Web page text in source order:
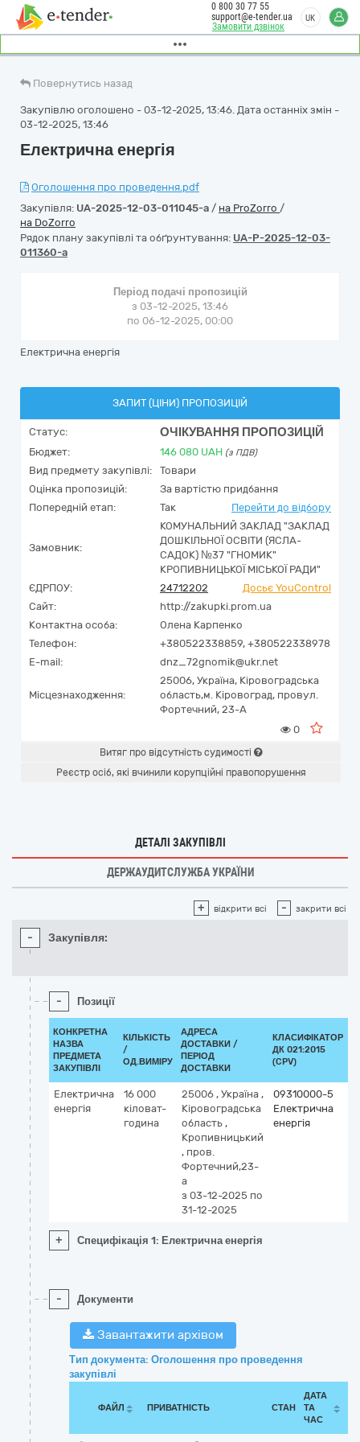
Замовити дзвінок
0 800 30 77 55
support@e-tender.ua
UK
Повернутись назад
Закупівлю оголошено - 03-12-2025, 13:46. Дата останніх змін -
03-12-2025, 13:46
Електрична енергія
Оголошення про проведення.pdf
Закупівля: UA-2025-12-03-011045-a / на ProZorro /
на DoZorro
Рядок плану закупівлі та обґрунтування: UA-P-2025-12-03-
011360-a
Період подачі пропозицій
з 03-12-2025, 13:46
по 06-12-2025, 00:00
Електрична енергія
ЗАПИТ (ЦІНИ) ПРОПОЗИЦІЙ
Статус: ОЧІКУВАННЯ ПРОПОЗИЦІЙ
Бюджет: 146 080 UAH (з ПДВ)
Вид предмету закупівлі:
Товари
Оцінка пропозицій:
За вартістю придбання
Попередній етап:
Так Перейти до відбору
Замовник:
КОМУНАЛЬНИЙ ЗАКЛАД "ЗАКЛАД
ДОШКІЛЬНОЇ ОСВІТИ (ЯСЛА-
САДОК) №37 "ГНОМИК"
КРОПИВНИЦЬКОЇ МІСЬКОЇ РАДИ"
ЄДРПОУ:
24712202
Досьє YouControl
Сайт:
http://zakupki.prom.ua
Контактна особа:
Олена Карпенко
Телефон:
+380522338859, +380522338978
E-mail:
dnz_72gnomik@ukr.net
Місцезнаходження:
25006, Україна, Кіровоградська
область,м. Кіровоград, провул.
Фортечний, 23-А
0
Витяг про відсутність судимості
Реєстр осіб, які вчинили корупційні правопорушення
ДЕТАЛІ ЗАКУПІВЛІ
ДЕРЖАУДИТСЛУЖБА УКРАЇНИ
+ відкрити всі - закрити всі
- Закупівля:
- Позиції
КОНКРЕТНА
НАЗВА
ПРЕДМЕТА
ЗАКУПІВЛІ
КІЛЬКІСТЬ
/
ОД.ВИМІРУ
АДРЕСА
ДОСТАВКИ /
ПЕРІОД
ДОСТАВКИ
КЛАСИФІКАТОР
ДК 021:2015
(CPV)
Електрична
енергія
16 000
кіловат-
година
25006 , Україна ,
Кіровоградська
область ,
Кропивницький
, пров.
Фортечний,23-
а
з 03-12-2025 по
31-12-2025
09310000-5
Електрична
енергія
+ Специфікація 1: Електрична енергія
- Документи
Завантажити архівом
Тип документа: Оголошення про проведення
закупівлі
ФАЙЛ ПРИВАТНІСТЬ СТАН
ДАТА
ТА
ЧАС